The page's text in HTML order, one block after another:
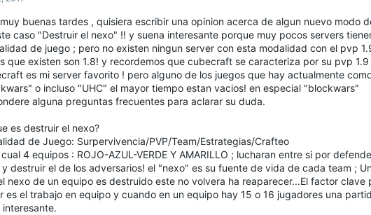
buenas tardes , quisiera escribir una opinion acerca de algun nuevo modo
caso "Destruir el nexo" !! y suena interesante porque muy pocos servers
de juego ; pero no existen ningun server con esta modalidad con el pvp
que existen son 1.8! y recordemos que cubecraft se caracteriza por su pvp
es mi server favorito ! pero alguno de los juegos que hay actualmente
o incluso "UHC" el mayor tiempo estan vacios! en especial "blockwars"
alguna preguntas frecuentes para aclarar su duda.
es destruir el nexo?
de Juego: Surpervivencia/PVP/Team/Estrategias/Crafteo
4 equipos : ROJO-AZUL-VERDE Y AMARILLO ; lucharan entre si por
y destruir el de los adversarios! el "nexo" es su fuente de vida de cada team ;
nexo de un equipo es destruido este no volvera ha reaparecer...El factor clave
es el trabajo en equipo y cuando en un equipo hay 15 o 16 jugadores una
interesante.